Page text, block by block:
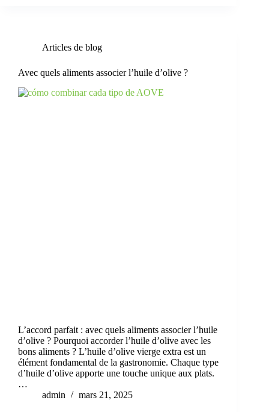
Articles de blog
Avec quels aliments associer l’huile d’olive ?
L’accord parfait : avec quels aliments associer l’huile
d’olive ? Pourquoi accorder l’huile d’olive avec les
bons aliments ? L’huile d’olive vierge extra est un
élément fondamental de la gastronomie. Chaque type
d’huile d’olive apporte une touche unique aux plats.
…
admin
mars 21, 2025